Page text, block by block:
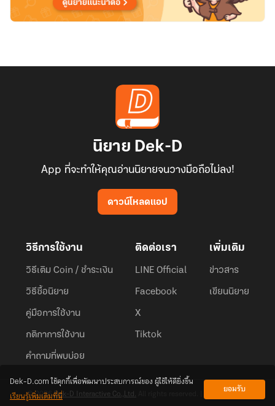
นิยาย Dek-D
App ที่จะทำให้คุณอ่านนิยายจนวางมือถือไม่ลง!
ดาวน์โหลดแอป
วิธีการใช้งาน
วิธีเติม Coin / ชำระเงิน
วิธีซื้อนิยาย
คู่มือการใช้งาน
กติกาการใช้งาน
คำถามที่พบบ่อย
ติดต่อเรา
LINE Official
Facebook
X
Tiktok
เพิ่มเติม
ข่าวสาร
เขียนนิยาย
© 2026Dek-D Interactive Co.,Ltd.
Dek-D.com ใช้คุกกี้เพื่อพัฒนาประสบการณ์ของ ผู้ใช้ให้ดียิ่งขึ้น
เรียนรู้เพิ่มเติมที่นี่
ยอมรับ